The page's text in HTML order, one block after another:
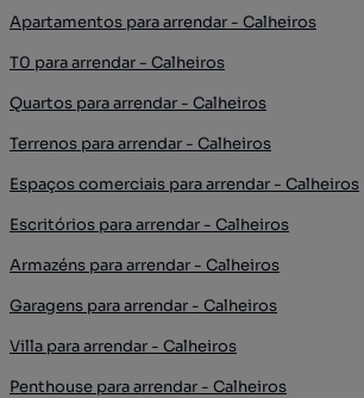
Apartamentos para arrendar - Calheiros
T0 para arrendar - Calheiros
Quartos para arrendar - Calheiros
Terrenos para arrendar - Calheiros
Espaços comerciais para arrendar - Calheiros
Escritórios para arrendar - Calheiros
Armazéns para arrendar - Calheiros
Garagens para arrendar - Calheiros
Villa para arrendar - Calheiros
Penthouse para arrendar - Calheiros